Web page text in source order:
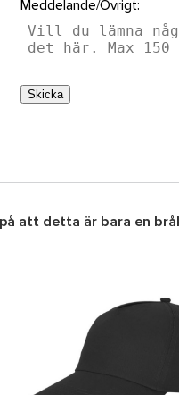
Meddelande/Övrigt:
Skicka
att detta är bara en